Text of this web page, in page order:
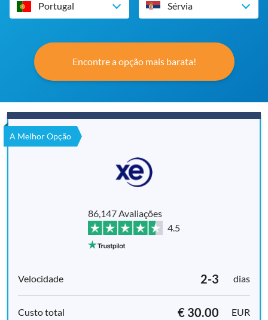
Portugal Sérvia
Encontre a opção mais barata!
A Melhor Opção
86,147 Avaliações
4.5
2-3 dias
€ 30.00
EUR